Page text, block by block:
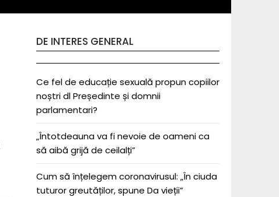
DE INTERES GENERAL
Ce fel de educație sexuală propun copiilor
noștri dl Președinte și domnii
parlamentari?
„Întotdeauna va fi nevoie de oameni ca
să aibă grijă de ceilalți”
Cum să înțelegem coronavirusul: „În ciuda
tuturor greutăților, spune Da vieții”